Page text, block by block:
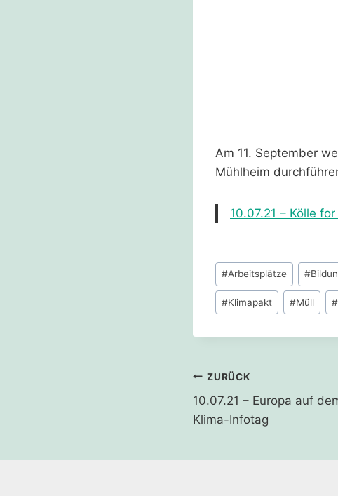
Am 11. September
Mühlheim
10.07.21 – Kölle
Schlagworte:
#Arbeitsplätze #
#Klimapakt #Müll #
ZURÜCK
10.07.21 – Europa auf
Klima-Infotag